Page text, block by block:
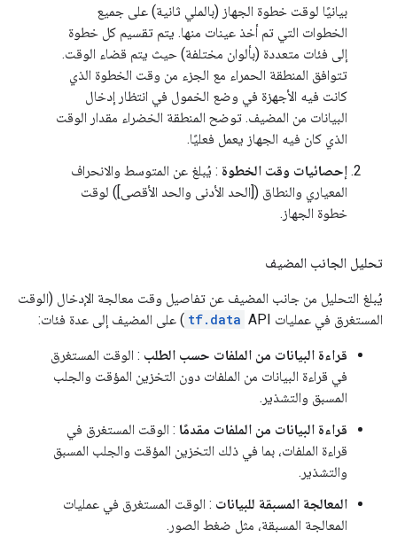
بيانيًا لوقت خطوة الجهاز (بالملي ثانية) على جميع
الخطوات التي تم أخذ عينات منها. يتم تقسيم كل خطوة
إلى فئات متعددة (بألوان مختلفة) حيث يتم قضاء الوقت.
تتوافق المنطقة الحمراء مع الجزء من وقت الخطوة الذي
كانت فيه الأجهزة في وضع الخمول في انتظار إدخال
البيانات من المضيف. توضح المنطقة الخضراء مقدار الوقت
الذي كان فيه الجهاز يعمل فعليًا.
إحصائيات وقت الخطوة : يُبلغ عن المتوسط ​​والانحراف
المعياري والنطاق ([الحد الأدنى والحد الأقصى]) لوقت
خطوة الجهاز.
تحليل الجانب المضيف
يُبلغ التحليل من جانب المضيف عن تفاصيل وقت معالجة الإدخال (الوقت
المستغرق في عمليات
tf.data API) على المضيف إلى عدة فئات:
قراءة البيانات من الملفات حسب الطلب : الوقت المستغرق
في قراءة البيانات من الملفات دون التخزين المؤقت والجلب
المسبق والتشذير.
قراءة البيانات من الملفات مقدمًا : الوقت المستغرق في
قراءة الملفات، بما في ذلك التخزين المؤقت والجلب المسبق
والتشذير.
المعالجة المسبقة للبيانات : الوقت المستغرق في عمليات
المعالجة المسبقة، مثل ضغط الصور.